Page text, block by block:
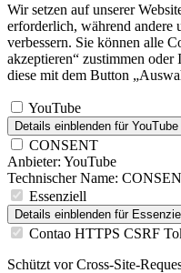
Wir setzen auf unserer
erforderlich, während andere
verbessern. Sie können alle
akzeptieren“ zustimmen
diese mit dem Button
YouTube
Details einblenden für YouTube
CONSENT
Anbieter: YouTube
Technischer Name:
Essenziell
Details einblenden für
Contao HTTPS CSRF
Schützt vor Cross-Site-